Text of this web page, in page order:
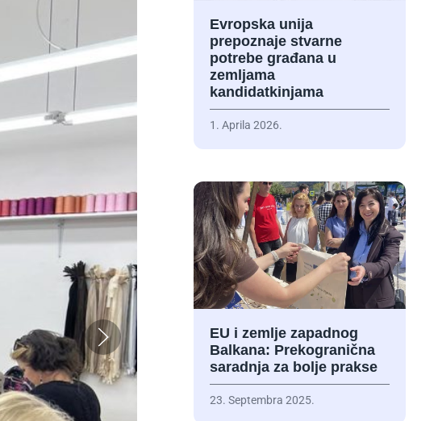
Evropska unija
prepoznaje stvarne
potrebe građana u
zemljama
kandidatkinjama
1. Aprila 2026.
EU i zemlje zapadnog
Balkana: Prekogranična
saradnja za bolje prakse
23. Septembra 2025.